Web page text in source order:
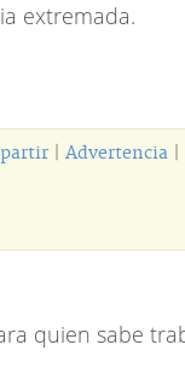
extremada.
Advertencia
quien sabe